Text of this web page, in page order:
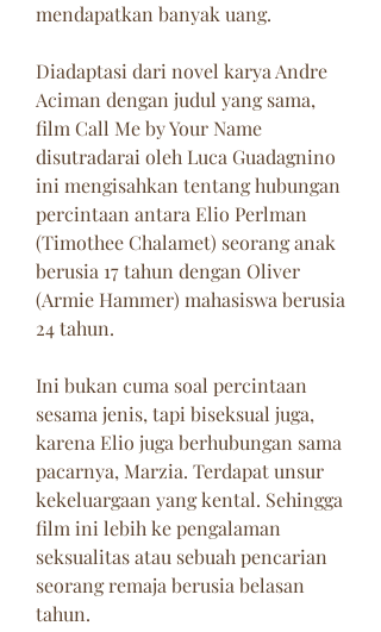
mendapatkan banyak uang.
Diadaptasi dari novel karya Andre
Aciman dengan judul yang sama,
film Call Me by Your Name
disutradarai oleh Luca Guadagnino
ini mengisahkan tentang hubungan
percintaan antara Elio Perlman
(Timothee Chalamet) seorang anak
berusia 17 tahun dengan Oliver
(Armie Hammer) mahasiswa berusia
24 tahun.
Ini bukan cuma soal percintaan
sesama jenis, tapi biseksual juga,
karena Elio juga berhubungan sama
pacarnya, Marzia. Terdapat unsur
kekeluargaan yang kental. Sehingga
film ini lebih ke pengalaman
seksualitas atau sebuah pencarian
seorang remaja berusia belasan
tahun.